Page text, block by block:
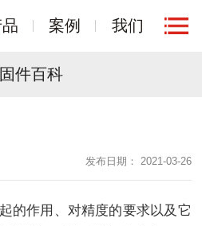
案例 我们
件百科
发布日期： 2021-03-26
作用、对精度的要求以及它